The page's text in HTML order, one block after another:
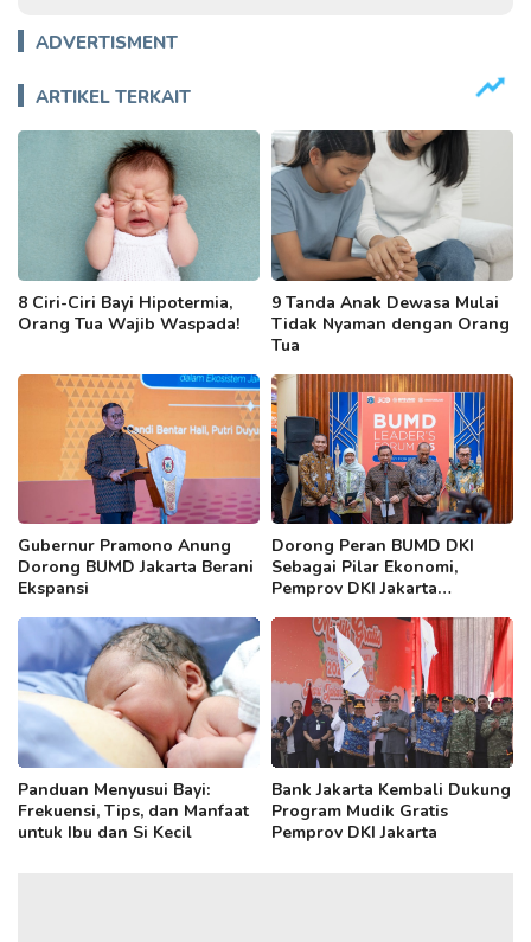
ADVERTISMENT
ARTIKEL TERKAIT
8 Ciri-Ciri Bayi Hipotermia,
Orang Tua Wajib Waspada!
9 Tanda Anak Dewasa Mulai
Tidak Nyaman dengan Orang
Tua
Gubernur Pramono Anung
Dorong BUMD Jakarta Berani
Ekspansi
Dorong Peran BUMD DKI
Sebagai Pilar Ekonomi,
Pemprov DKI Jakarta
Leaders Forum
Panduan Menyusui Bayi:
Frekuensi, Tips, dan Manfaat
untuk Ibu dan Si Kecil
Bank Jakarta Kembali Dukung
Program Mudik Gratis
Pemprov DKI Jakarta